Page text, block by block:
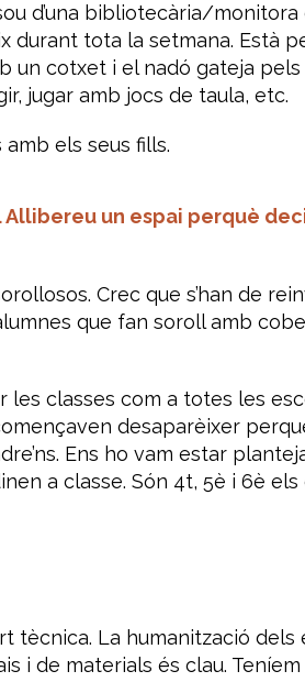
d’una bibliotecària/monitora
durant tota la setmana. Està
un cotxet i el nadó gateja pels
jugar amb jocs de taula, etc.
els seus fills.
Allibereu un espai perquè
Crec que s’han de
que fan soroll amb
classes com a totes les
desaparèixer
Ens ho vam estar
a classe. Són 4t, 5è i 6è
tècnica. La humanització dels
i de materials és clau. Teníem